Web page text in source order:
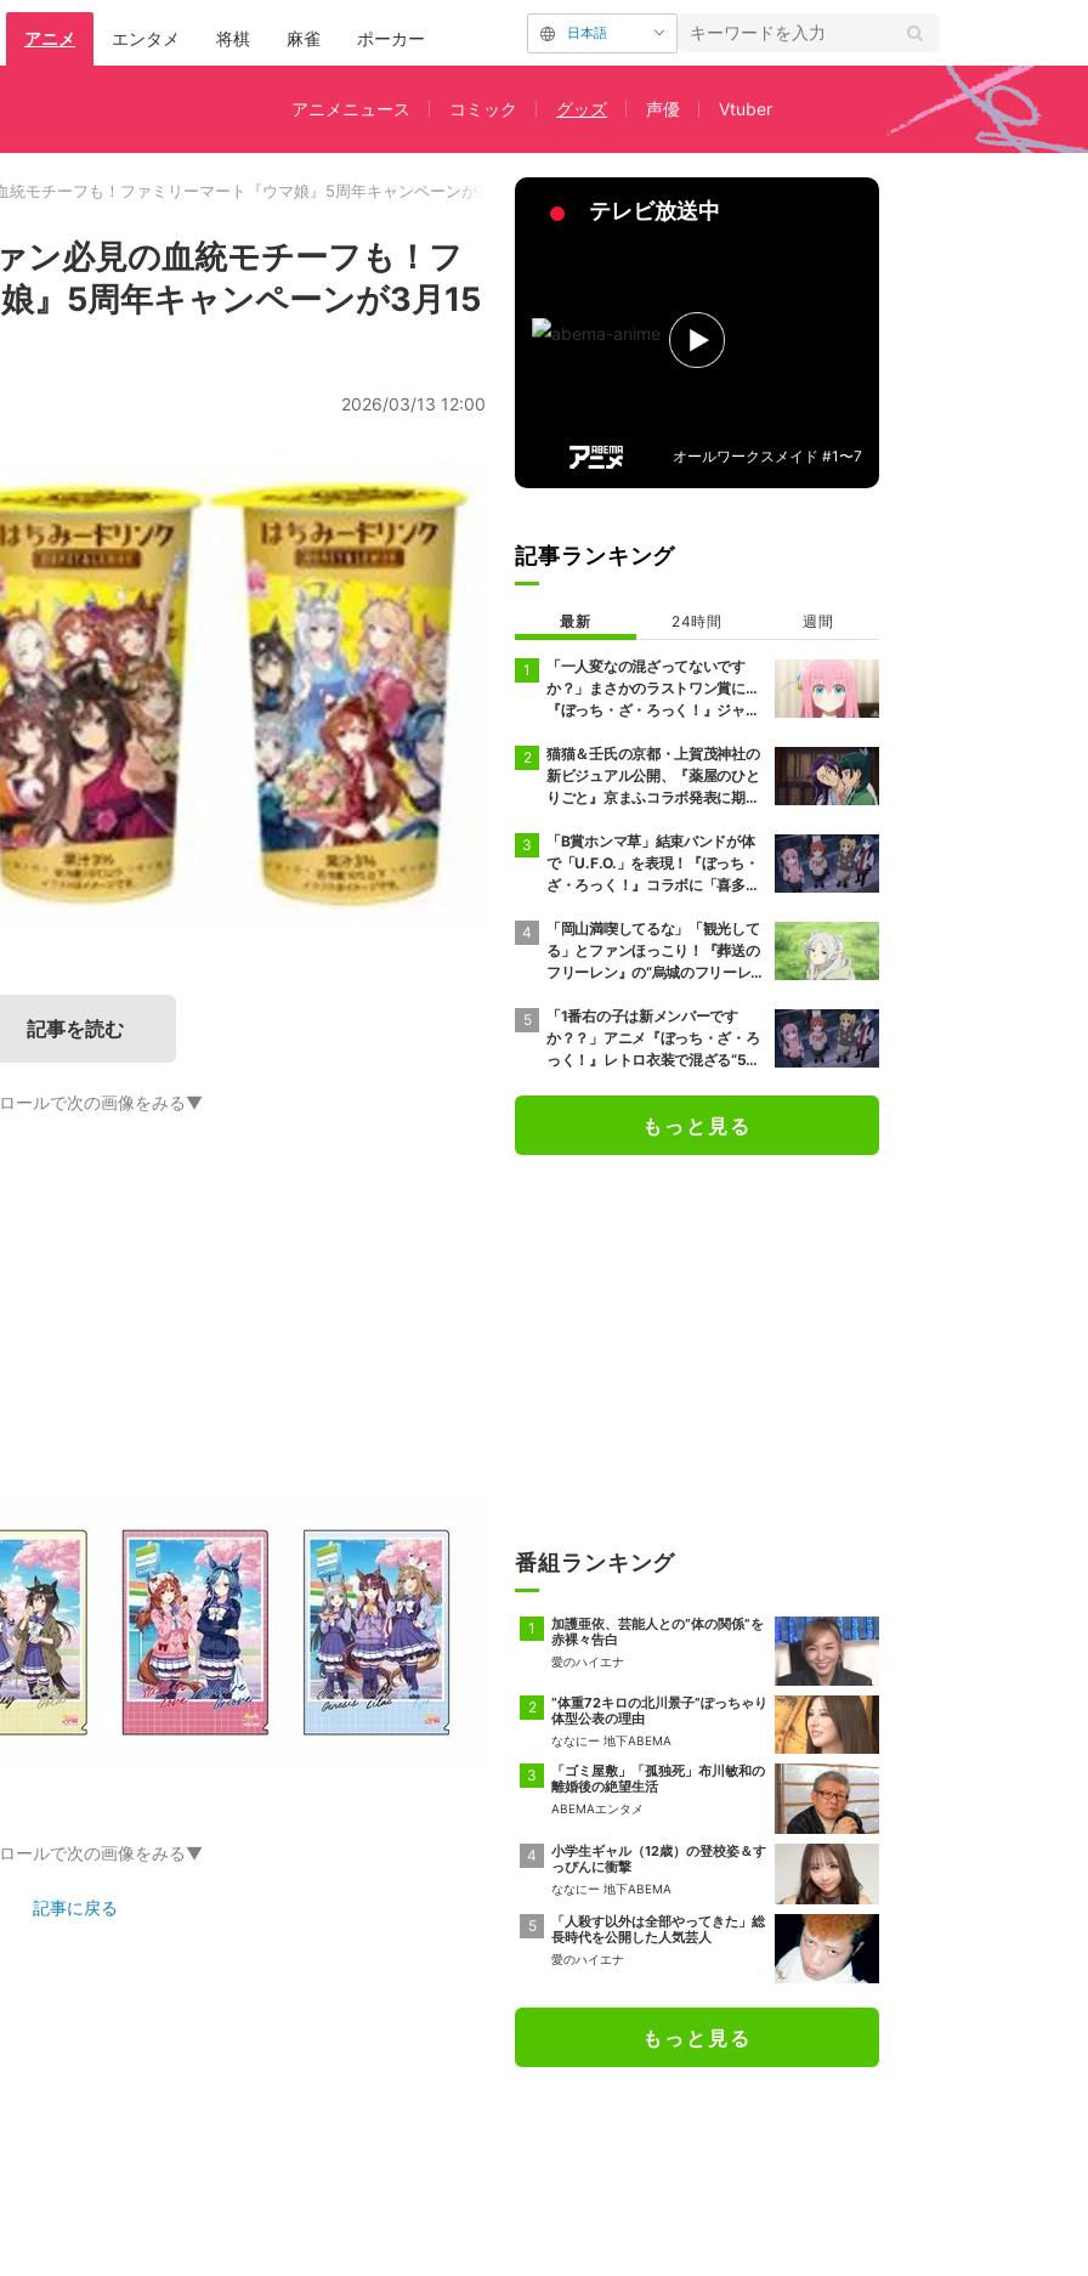
アニメ エンタメ 将棋 麻雀 ポーカー 日本語
アニメニュース コミック グッズ 声優 Vtuber
統モチーフも！ファミリーマート『ウマ娘』5周年キャンペーンが3月15日から開催
ン必見の血統モチーフも！フ
』5周年キャンペーンが3月15
2026/03/13 12:00
記事を読む
ールで次の画像をみる▼
ールで次の画像をみる▼
記事に戻る
テレビ放送中
オールワークスメイド #1〜7
記事ランキング
最新 24時間 週間
「一人変なの混ざってないです
か？」まさかのラストワン賞に…
『ぼっち・ざ・ろっく！』ジャー
猫猫＆壬氏の京都・上賀茂神社の
新ビジュアル公開、『薬屋のひと
りごと』京まふコラボ発表に期待
「B賞ホンマ草」結束バンドが体
で「U.F.O.」を表現！『ぼっち・
ざ・ろっく！』コラボに「喜多ち
「岡山満喫してるな」「観光して
る」とファンほっこり！『葬送の
フリーレン』の“烏城のフリーレ
「1番右の子は新メンバーです
か？？」アニメ『ぼっち・ざ・ろ
っく！』レトロ衣装で混ざる“5人
もっと見る
番組ランキング
加護亜依、芸能人との“体の関係”を
赤裸々告白
愛のハイエナ
“体重72キロの北川景子”ぽっちゃり
体型公表の理由
ななにー 地下ABEMA
「ゴミ屋敷」「孤独死」布川敏和の
離婚後の絶望生活
ABEMAエンタメ
小学生ギャル（12歳）の登校姿＆す
っぴんに衝撃
ななにー 地下ABEMA
「人殺す以外は全部やってきた」総
長時代を公開した人気芸人
愛のハイエナ
もっと見る